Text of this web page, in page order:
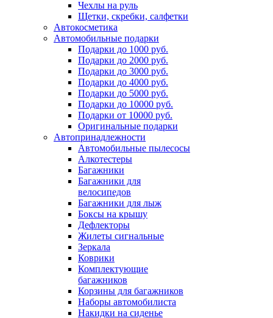
Чехлы на руль
Щетки, скребки, салфетки
Автокосметика
Автомобильные подарки
Подарки до 1000 руб.
Подарки до 2000 руб.
Подарки до 3000 руб.
Подарки до 4000 руб.
Подарки до 5000 руб.
Подарки до 10000 руб.
Подарки от 10000 руб.
Оригинальные подарки
Автопринадлежности
Автомобильные пылесосы
Алкотестеры
Багажники
Багажники для
велосипедов
Багажники для лыж
Боксы на крышу
Дефлекторы
Жилеты сигнальные
Зеркала
Коврики
Комплектующие
багажников
Корзины для багажников
Наборы автомобилиста
Накидки на сиденье